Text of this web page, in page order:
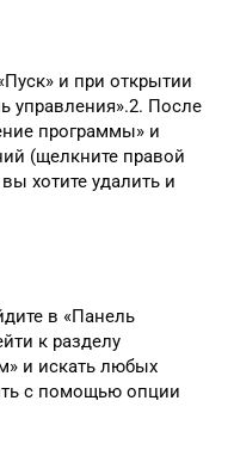
и при открытии
управления».2. После
программы» и
(щелкните правой
хотите удалить и
в «Панель
к разделу
и искать любых
с помощью опции